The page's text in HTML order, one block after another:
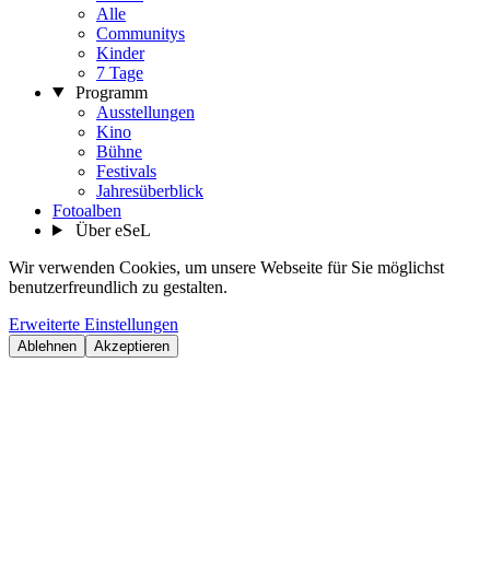
Alle
Communitys
Kinder
7 Tage
Programm
Ausstellungen
Kino
Bühne
Festivals
Jahresüberblick
Fotoalben
Über eSeL
Wir verwenden Cookies, um unsere Webseite für Sie möglichst
benutzerfreundlich zu gestalten.
Erweiterte Einstellungen
Ablehnen Akzeptieren